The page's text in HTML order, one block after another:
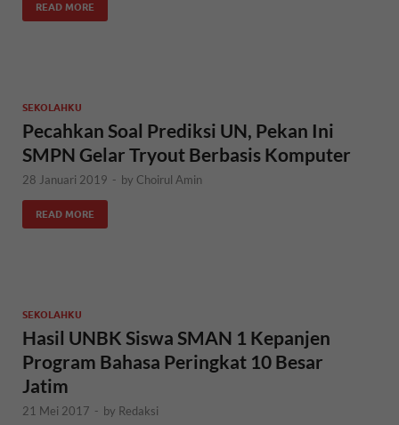
READ MORE
SEKOLAHKU
Pecahkan Soal Prediksi UN, Pekan Ini
SMPN Gelar Tryout Berbasis Komputer
28 Januari 2019 - by Choirul Amin
READ MORE
SEKOLAHKU
Hasil UNBK Siswa SMAN 1 Kepanjen
Program Bahasa Peringkat 10 Besar
Jatim
21 Mei 2017 - by Redaksi